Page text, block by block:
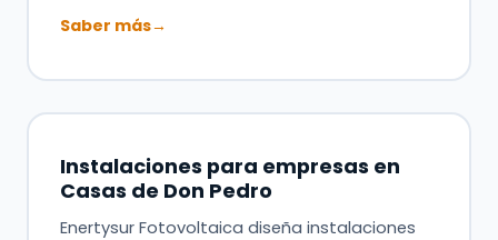
Saber más→
Instalaciones para empresas en
Casas de Don Pedro
Enertysur Fotovoltaica diseña instalaciones